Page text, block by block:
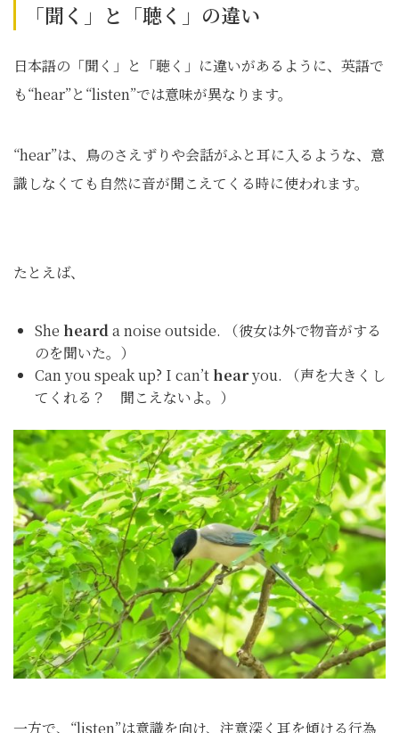
「聞く」と「聴く」の違い
日本語の「聞く」と「聴く」に違いがあるように、英語で
も“hear”と“listen”では意味が異なります。
“hear”は、鳥のさえずりや会話がふと耳に入るような、意
識しなくても自然に音が聞こえてくる時に使われます。
たとえば、
She hearda noise outside. （彼女は外で物音がする
のを聞いた。）
Can you speak up? I can’t hearyou. （声を大きくし
てくれる？ 聞こえないよ。）
一方で、“listen”は意識を向け、注意深く耳を傾ける行為